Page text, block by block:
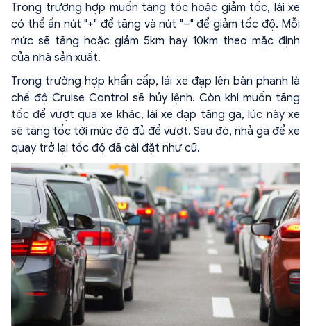
Trong trường hợp muốn tăng tốc hoặc giảm tốc, lái xe
có thể ấn nút "+" để tăng và nút "–" để giảm tốc độ. Mỗi
mức sẽ tăng hoặc giảm 5km hay 10km theo mặc định
của nhà sản xuất.
Trong trường hợp khẩn cấp, lái xe đạp lên bàn phanh là
chế độ Cruise Control sẽ hủy lệnh. Còn khi muốn tăng
tốc để vượt qua xe khác, lái xe đạp tăng ga, lúc này xe
sẽ tăng tốc tới mức độ đủ để vượt. Sau đó, nhả ga để xe
quay trở lại tốc độ đã cài đặt như cũ.